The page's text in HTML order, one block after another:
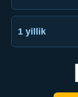
1 yillik